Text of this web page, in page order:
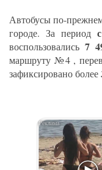
Автобусы по-
городе. За периодс
воспользовались 7
маршруту №4 ,
зафиксировано более